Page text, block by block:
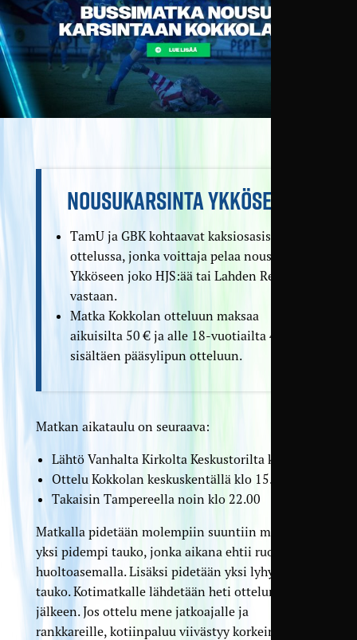
NOUSUKARSINTA YKKÖSEEN
TamU ja GBK kohtaavat kaksi­osasisessa
ottelussa, jonka voittaja pelaa noususta
Ykköseen joko HJS:ää tai Lahden Reipasta
vastaan.
Matka Kokkolan otteluun maksaa
aikuisilta 50 € ja alle 18-vuotiailta 40 €
sisältäen pääsy­lipun otteluun.
Matkan aikataulu on seuraava:
Lähtö Vanhalta Kirkolta Keskustorilta klo 9.30
Ottelu Kokkolan keskuskentällä klo 15.00
Takaisin Tampereella noin klo 22.00
Matkalla pidetään molempiin suuntiin mentäessä
yksi pidempi tauko, jonka aikana ehtii ruokailla
huoltoasemalla. Lisäksi pidetään yksi lyhyempi
tauko. Kotimatkalle lähdetään heti ottelun
jälkeen. Jos ottelu mene jatkoajalle ja
rankkareille, kotiinpaluu viivästyy korkeintaan